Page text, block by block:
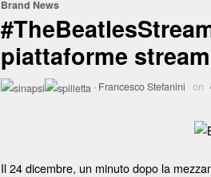
Brand News
piattaforme
· Francesco Stefanini on
Il 24 dicembre, un minuto dopo la